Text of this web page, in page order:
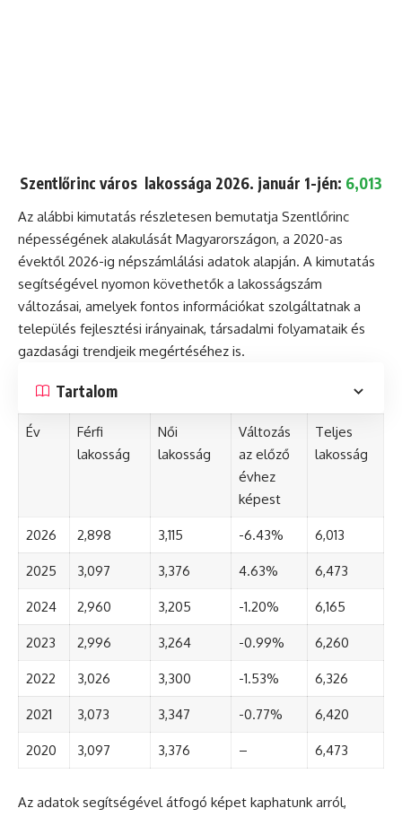
Szentlőrinc város lakossága 2026. január 1-jén: 6,013
Az alábbi kimutatás részletesen bemutatja Szentlőrinc
népességének alakulását Magyarországon, a 2020-as
évektől 2026-ig népszámlálási adatok alapján. A kimutatás
segítségével nyomon követhetők a lakosságszám
változásai, amelyek fontos információkat szolgáltatnak a
település fejlesztési irányainak, társadalmi folyamataik és
gazdasági trendjeik megértéséhez is.
Tartalom
Év
Férfi
lakosság
Női
lakosság
Változás
az előző
évhez
képest
Teljes
lakosság
2026 2,898 3,115 -6.43% 6,013
2025 3,097 3,376 4.63% 6,473
2024 2,960 3,205 -1.20% 6,165
2023 2,996 3,264 -0.99% 6,260
2022 3,026 3,300 -1.53% 6,326
2021 3,073 3,347 -0.77% 6,420
2020 3,097 3,376 – 6,473
Az adatok segítségével átfogó képet kaphatunk arról,